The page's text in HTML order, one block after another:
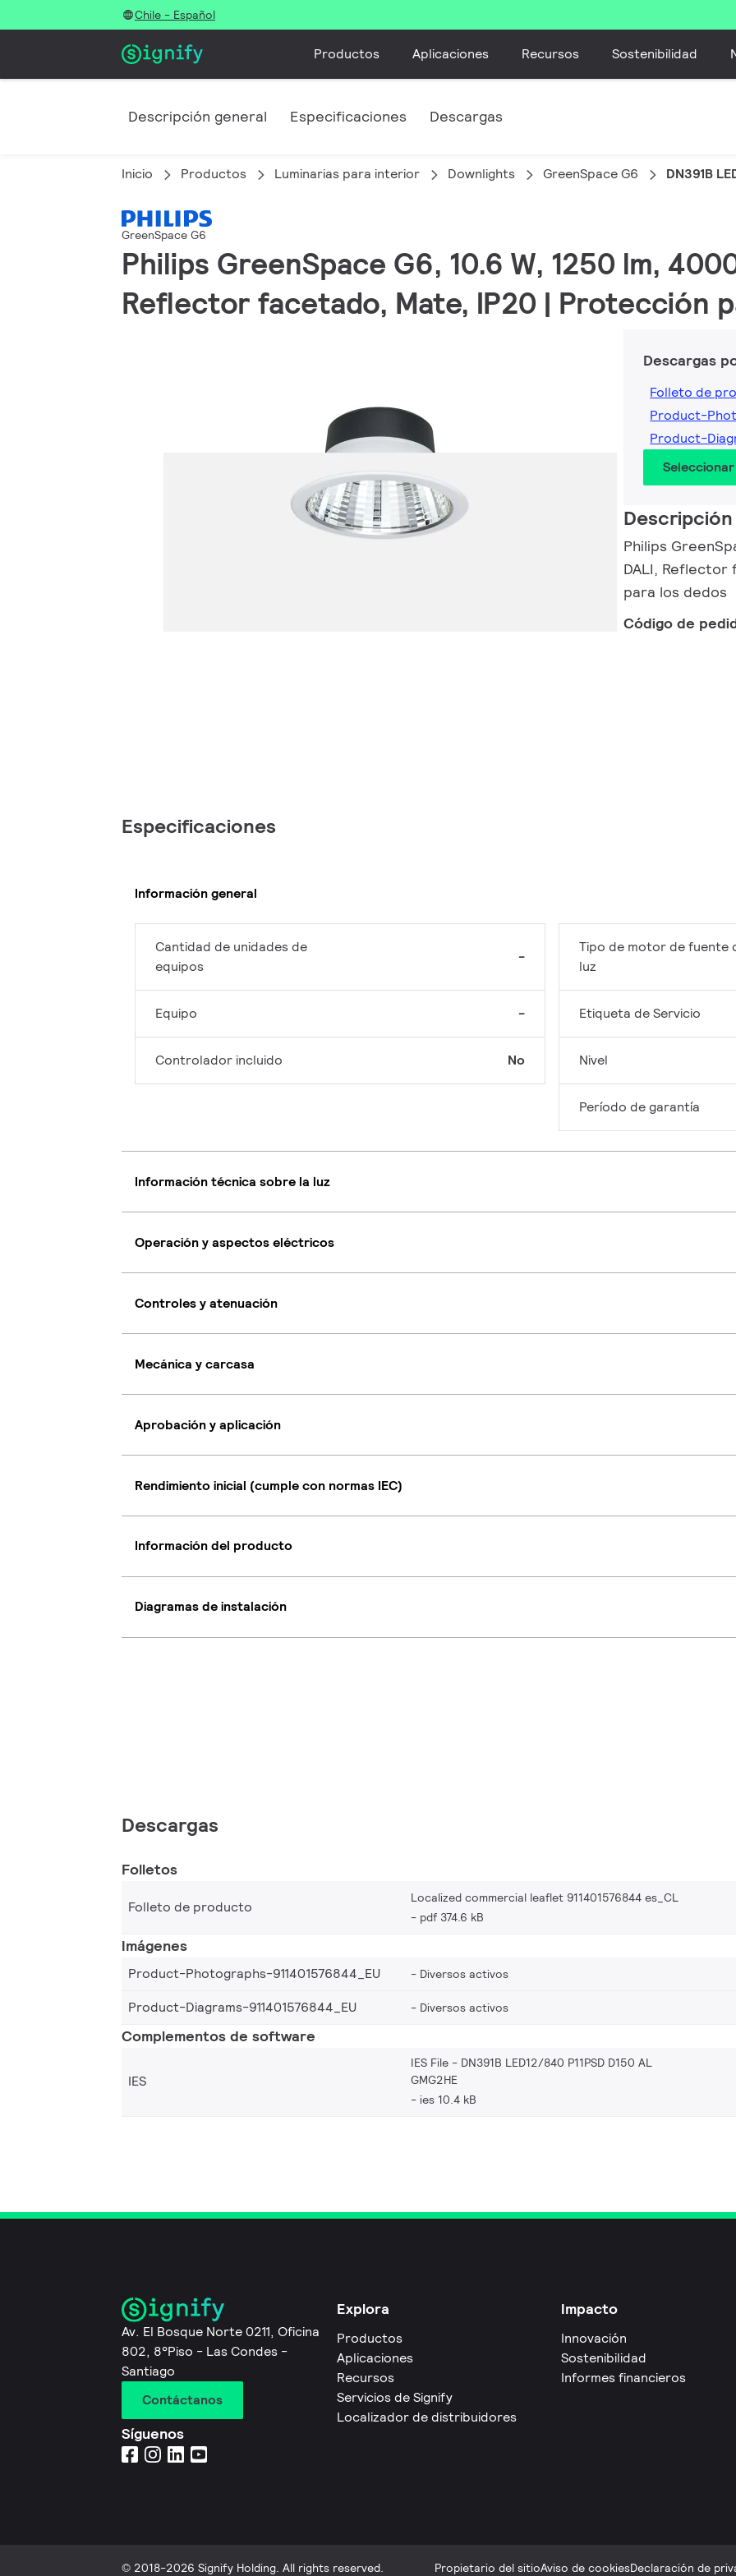
Chile - Español
Productos Aplicaciones Recursos Sostenibilidad
Descripción general Especificaciones Descargas
Inicio Productos Luminarias para interior Downlights GreenSpace G6 DN391B
GreenSpace G6
Philips GreenSpace G6, 10.6 W, 1250 lm,
Reflector facetado, Mate, IP20 | Protección
Descargas
Folleto de
Product-
Product-
Philips
DALI,
para los dedos
Código de
Especificaciones
Información general
Cantidad de unidades de
equipos
-
Equipo -
Controlador incluido No
Tipo de motor de fuente
luz
Etiqueta de Servicio
Nivel
Período de garantía
Información técnica sobre la luz
Operación y aspectos eléctricos
Controles y atenuación
Mecánica y carcasa
Aprobación y aplicación
Rendimiento inicial (cumple con normas IEC)
Información del producto
Diagramas de instalación
Descargas
Folletos
Folleto de producto
Localized commercial leaflet 911401576844 es_CL
pdf 374.6 kB
Imágenes
Product-Photographs-911401576844_EU Diversos activos
Product-Diagrams-911401576844_EU
Diversos activos
Complementos de software
IES
IES File - DN391B LED12/840 P11PSD D150 AL
GMG2HE
ies 10.4 kB
Av. El Bosque Norte 0211, Oficina
802, 8°Piso - Las Condes -
Santiago
Contáctanos
Síguenos
Explora
Productos
Aplicaciones
Recursos
Servicios de Signify
Localizador de distribuidores
Impacto
Innovación
Sostenibilidad
Informes financieros
© 2018-2026 Signify Holding. All rights reserved. Propietario del sitioAviso de cookiesDeclaración de